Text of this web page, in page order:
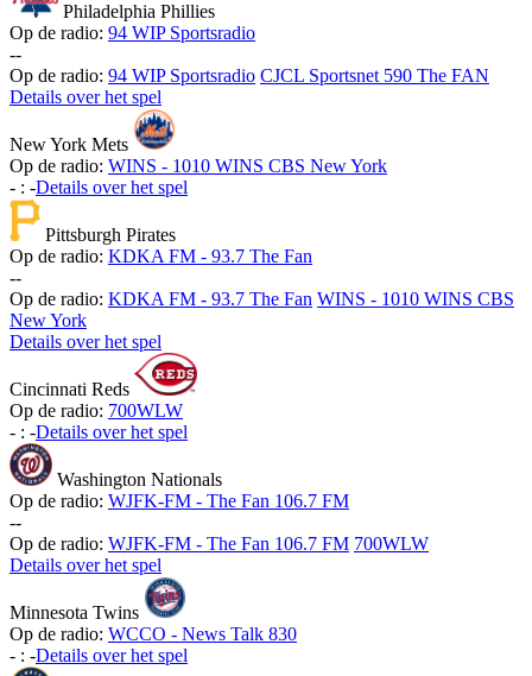
Philadelphia Phillies
Op de radio: 94 WIP Sportsradio
--
Op de radio: 94 WIP Sportsradio CJCL Sportsnet 590 The FAN
Details over het spel
New York Mets
Op de radio: WINS - 1010 WINS CBS New York
- : -Details over het spel
Pittsburgh Pirates
Op de radio: KDKA FM - 93.7 The Fan
--
Op de radio: KDKA FM - 93.7 The Fan WINS - 1010 WINS CBS
New York
Details over het spel
Cincinnati Reds
Op de radio: 700WLW
- : -Details over het spel
Washington Nationals
Op de radio: WJFK-FM - The Fan 106.7 FM
--
Op de radio: WJFK-FM - The Fan 106.7 FM 700WLW
Details over het spel
Minnesota Twins
Op de radio: WCCO - News Talk 830
- : -Details over het spel